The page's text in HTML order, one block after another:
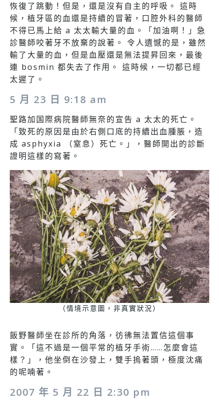
恢復了跳動！但是，還是沒有自主的呼吸。 這時
候，植牙區的血還是持續的冒著，口腔外科的醫師
不得已馬上給 a 太太輸大量的血。「加油啊！」急
診醫師咬著牙不放棄的說著。 令人遺憾的是，雖然
輸了大量的血，但是血壓還是無法提昇回來，最後
連 bosmin 都失去了作用。 這時候，一切都已經
太遲了。
5 月 23 日 9:18 am
聖路加国際病院醫師無奈的宣告 a 太太的死亡。
「致死的原因是由於右側口底的持續出血腫脹，造
成 asphyxia （窒息）死亡。」，醫師開出的診斷
證明這樣的寫著。
（情境示意圖，非真實狀況）
飯野醫師坐在診所的角落，彷彿無法置信這個事
實。「這不過是一個平常的植牙手術……怎麼會這
樣？」，他坐倒在沙發上，雙手摀著頭，極度沈痛
的呢喃著。
2007 年 5 月 22 日 2:30 pm